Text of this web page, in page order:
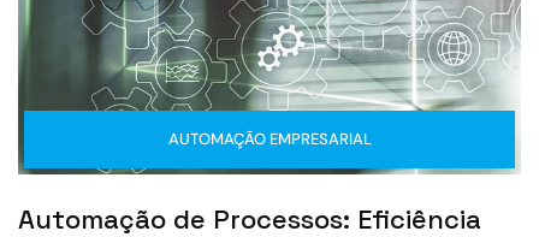
AUTOMAÇÃO EMPRESARIAL
Automação de Processos: Eficiência